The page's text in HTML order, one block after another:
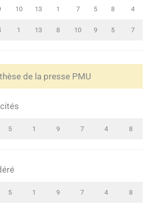
10 13 1 7 5 8 4
1 13 8 10 9 5 7
de la presse PMU
5 1 9 7 4 8
5 1 9 7 4 8